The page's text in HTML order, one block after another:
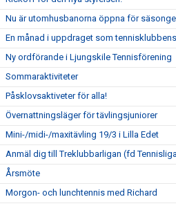
Nu är utomhusbanorna öppna för
En månad i uppdraget som
Ny ordförande i Ljungskile Tennisförening
Sommaraktiviteter
Påsklovsaktiveter för alla!
Övernattningsläger för tävlingsjuniorer
Mini-/midi-/maxitävling 19/3 i Lilla Edet
Anmäl dig till Treklubbarligan (fd
Årsmöte
Morgon- och lunchtennis med Richard